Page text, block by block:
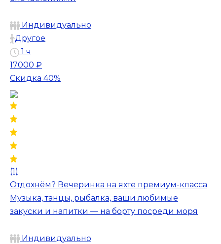
Индивидуально
Другое
1 ч
17000 ₽
Скидка 40%
(1)
Отдохнём? Вечеринка на яхте премиум-класса
Музыка, танцы, рыбалка, ваши любимые
закуски и напитки — на борту посреди моря
Индивидуально